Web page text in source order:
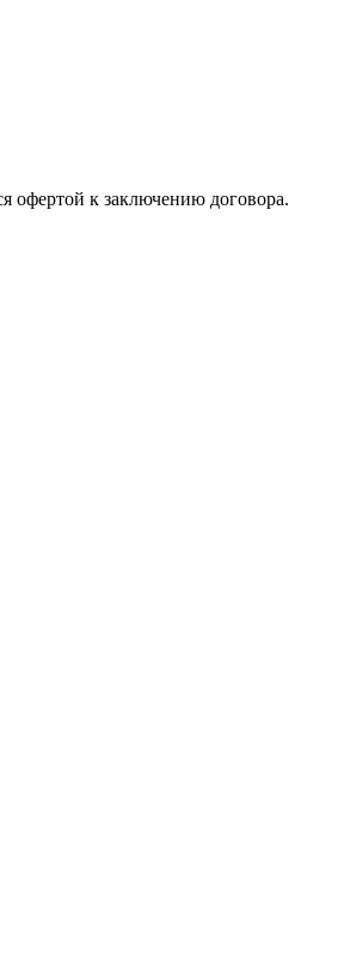
офертой к заключению договора.